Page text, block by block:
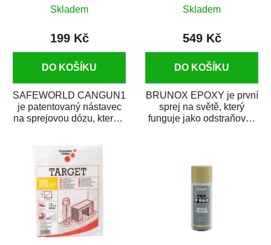
Skladem
199 Kč
DO KOŠÍKU
SAFEWORLD CANGUN1
je patentovaný nástavec
na sprejovou dózu, který ji
Skladem
549 Kč
DO KOŠÍKU
BRUNOX EPOXY je první
sprej na světě, který
funguje jako odstraňovač